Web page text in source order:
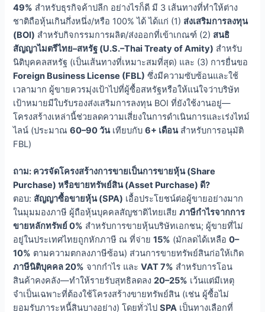
49% สำหรับธุรกิจค้าปลีก อย่างไรก็ดี มี 3 เส้นทางที่ทำให้ต่าง
ชาติถือหุ้นเกินกึ่งหนึ่ง/หรือ 100% ได้ ได้แก่ (1) ส่งเสริมการลงทุน
(BOI) สำหรับกิจกรรมการผลิต/ส่งออกที่เข้าเกณฑ์ (2) สนธิ
สัญญาไมตรีไทย–สหรัฐ (U.S.–Thai Treaty of Amity) สำหรับ
นิติบุคคลสหรัฐ (เป็นเส้นทางที่เหมาะสมที่สุด) และ (3) การยื่นขอ
Foreign Business License (FBL) ซึ่งมีความซับซ้อนและใช้
เวลามาก ผู้ขายควรมุ่งเป้าไปที่ผู้ซื้อสหรัฐหรือให้แน่ใจว่าบริษัท
เป้าหมายมีใบรับรองส่งเสริมการลงทุน BOI ที่ยังใช้งานอยู่—
โครงสร้างเหล่านี้ช่วยลดความเสี่ยงในการดำเนินการและเร่งไทม์
ไลน์ (ประมาณ60–90 วันเทียบกับ6+ เดือนสำหรับการอนุมัติ
FBL)
ถาม: ควรจัดโครงสร้างการขายเป็นการขายหุ้น (Share
Purchase) หรือขายทรัพย์สิน (Asset Purchase) ดี?
ตอบ: สัญญาซื้อขายหุ้น (SPA) เอื้อประโยชน์ต่อผู้ขายอย่างมาก
ในมุมมองภาษี ผู้ถือหุ้นบุคคลสัญชาติไทยเสียภาษีกำไรจากการ
ขายหลักทรัพย์ 0% สำหรับการขายหุ้นบริษัทเอกชน; ผู้ขายที่ไม่
อยู่ในประเทศไทยถูกหักภาษี ณ ที่จ่าย15% (มักลดได้เหลือ0–
10% ตามความตกลงภาษีซ้อน) ส่วนการขายทรัพย์สินก่อให้เกิด
ภาษีนิติบุคคล 20% จากกำไร และVAT 7% สำหรับการโอน
สินค้าคงคลัง—ทำให้รายรับสุทธิลดลง20–25% เว้นแต่มีเหตุ
จำเป็นเฉพาะที่ต้องใช้โครงสร้างขายทรัพย์สิน (เช่น ผู้ซื้อไม่
ยอมรับภาระหนี้สินบางอย่าง) โดยทั่วไปSPA เป็นทางเลือกที่